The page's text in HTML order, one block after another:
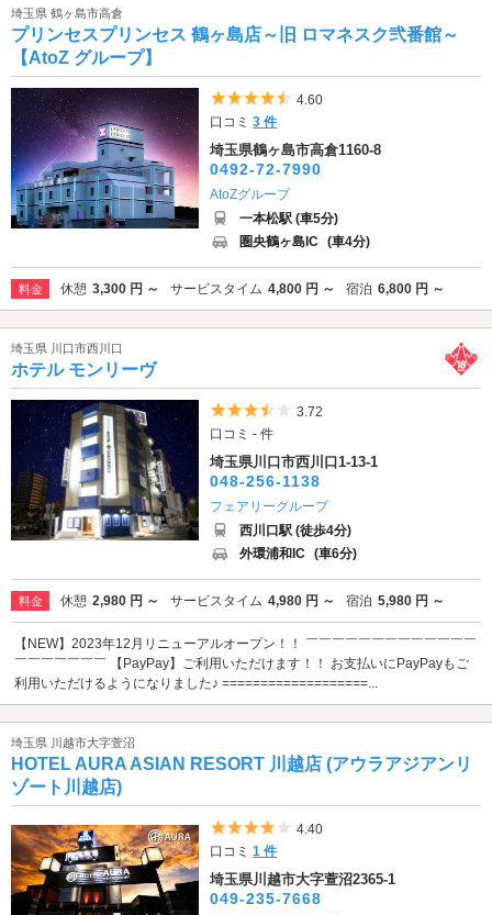
埼玉県 鶴ヶ島市高倉
プリンセスプリンセス 鶴ヶ島店～旧 ロマネスク弐番館～
【AtoZ グループ】
5つ星のうち4.5
4.60
口コミ3 件
埼玉県鶴ヶ島市高倉1160-8
0492-72-7990
AtoZグループ
一本松駅 (車5分)
圏央鶴ヶ島IC (車4分)
料金 休憩 3,300 円 ～ サービスタイム 4,800 円 ～ 宿泊 6,800 円 ～
埼玉県 川口市西川口
ホテル モンリーヴ
5つ星のうち3.5
3.72
口コミ - 件
埼玉県川口市西川口1-13-1
048-256-1138
フェアリーグループ
西川口駅 (徒歩4分)
外環浦和IC (車6分)
料金 休憩 2,980 円 ～ サービスタイム 4,980 円 ～ 宿泊 5,980 円 ～
【NEW】2023年12月リニューアルオープン！！ ￣￣￣￣￣￣￣￣￣￣￣￣￣
￣￣￣￣￣￣￣ 【PayPay】ご利用いただけます！！ お支払いにPayPayもご
利用いただけるようになりました♪ ===================...
埼玉県 川越市大字萱沼
HOTEL AURA ASIAN RESORT 川越店 (アウラアジアンリ
ゾート川越店)
5つ星のうち4
4.40
口コミ1 件
埼玉県川越市大字萱沼2365-1
049-235-7668